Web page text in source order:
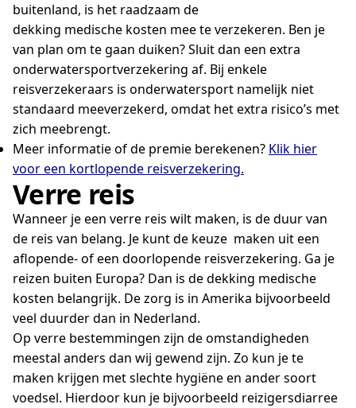
buitenland, is het raadzaam de
dekking medische kosten mee te verzekeren. Ben je
van plan om te gaan duiken? Sluit dan een extra
onderwatersportverzekering af. Bij enkele
reisverzekeraars is onderwatersport namelijk niet
standaard meeverzekerd, omdat het extra risico’s met
zich meebrengt.
Meer informatie of de premie berekenen? Klik hier
voor een kortlopende reisverzekering.
Verre reis
Wanneer je een verre reis wilt maken, is de duur van
de reis van belang. Je kunt de keuze maken uit een
aflopende- of een doorlopende reisverzekering. Ga je
reizen buiten Europa? Dan is de dekking medische
kosten belangrijk. De zorg is in Amerika bijvoorbeeld
veel duurder dan in Nederland.
Op verre bestemmingen zijn de omstandigheden
meestal anders dan wij gewend zijn. Zo kun je te
maken krijgen met slechte hygiëne en ander soort
voedsel. Hierdoor kun je bijvoorbeeld reizigersdiarree